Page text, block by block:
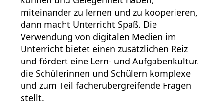
miteinander zu lernen und zu kooperieren,
dann macht Unterricht Spaß. Die
Verwendung von digitalen Medien im
Unterricht bietet einen zusätzlichen Reiz
und fördert eine Lern- und Aufgabenkultur,
die Schülerinnen und Schülern komplexe
und zum Teil fächerübergreifende Fragen
stellt.